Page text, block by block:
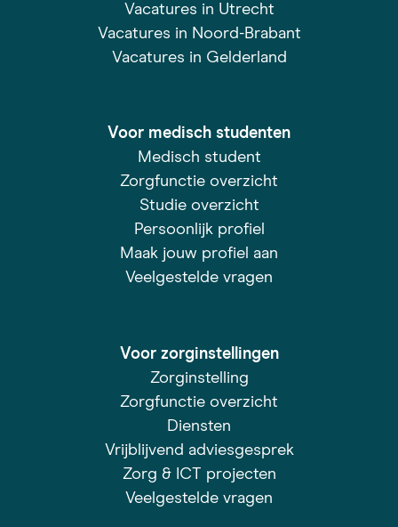
Vacatures in Utrecht
Vacatures in Noord-Brabant
Vacatures in Gelderland
Voor medisch studenten
Medisch student
Zorgfunctie overzicht
Studie overzicht
Persoonlijk profiel
Maak jouw profiel aan
Veelgestelde vragen
Voor zorginstellingen
Zorginstelling
Zorgfunctie overzicht
Diensten
Vrijblijvend adviesgesprek
Zorg & ICT projecten
Veelgestelde vragen